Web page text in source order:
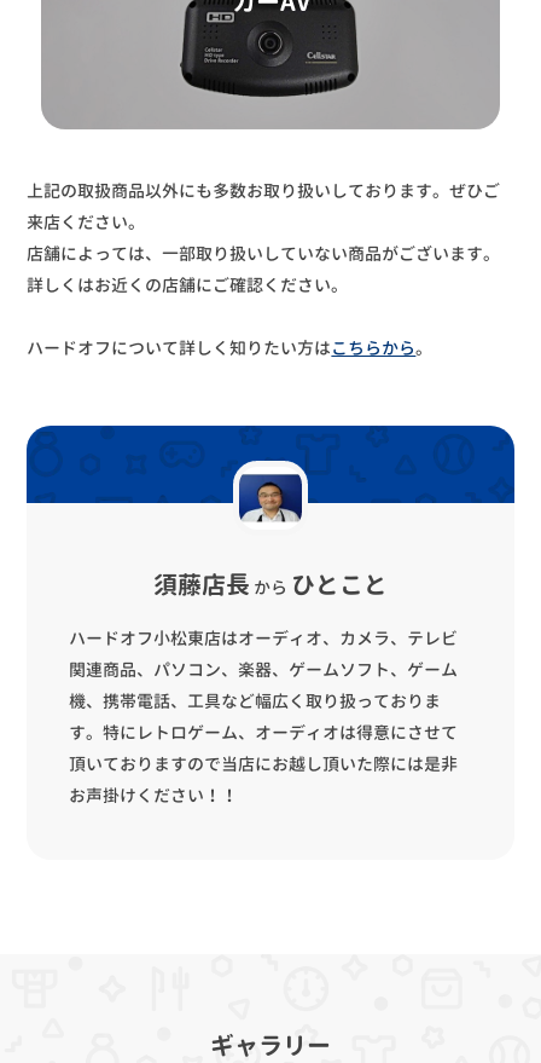
上記の取扱商品以外にも多数お取り扱いしております。ぜひご
来店ください。
店舗によっては、一部取り扱いしていない商品がございます。
詳しくはお近くの店舗にご確認ください。
ハードオフについて詳しく知りたい方はこちらから。
須藤店長 から ひとこと
ハードオフ小松東店はオーディオ、カメラ、テレビ
関連商品、パソコン、楽器、ゲームソフト、ゲーム
機、携帯電話、工具など幅広く取り扱っておりま
す。特にレトロゲーム、オーディオは得意にさせて
頂いておりますので当店にお越し頂いた際には是非
お声掛けください！！
ギャラリー